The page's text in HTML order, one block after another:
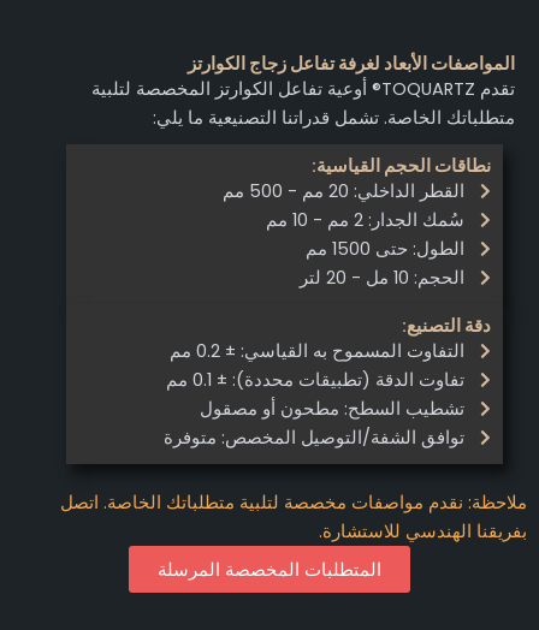
المواصفات الأبعاد لغرفة تفاعل زجاج الكوارتز
تقدم TOQUARTZ® أوعية تفاعل الكوارتز المخصصة لتلبية
متطلباتك الخاصة. تشمل قدراتنا التصنيعية ما يلي:
نطاقات الحجم القياسية:
القطر الداخلي: 20 مم - 500 مم
سُمك الجدار: 2 مم - 10 مم
الطول: حتى 1500 مم
الحجم: 10 مل - 20 لتر
دقة التصنيع:
التفاوت المسموح به القياسي: ± 0.2 مم
تفاوت الدقة (تطبيقات محددة): ± 0.1 مم
تشطيب السطح: مطحون أو مصقول
توافق الشفة/التوصيل المخصص: متوفرة
نقدم مواصفات مخصصة لتلبية متطلباتك الخاصة. اتصل
الهندسي للاستشارة.
المتطلبات المخصصة المرسلة